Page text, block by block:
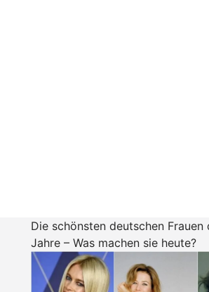
Die schönsten deutschen Frauen
Jahre – Was machen sie heute?